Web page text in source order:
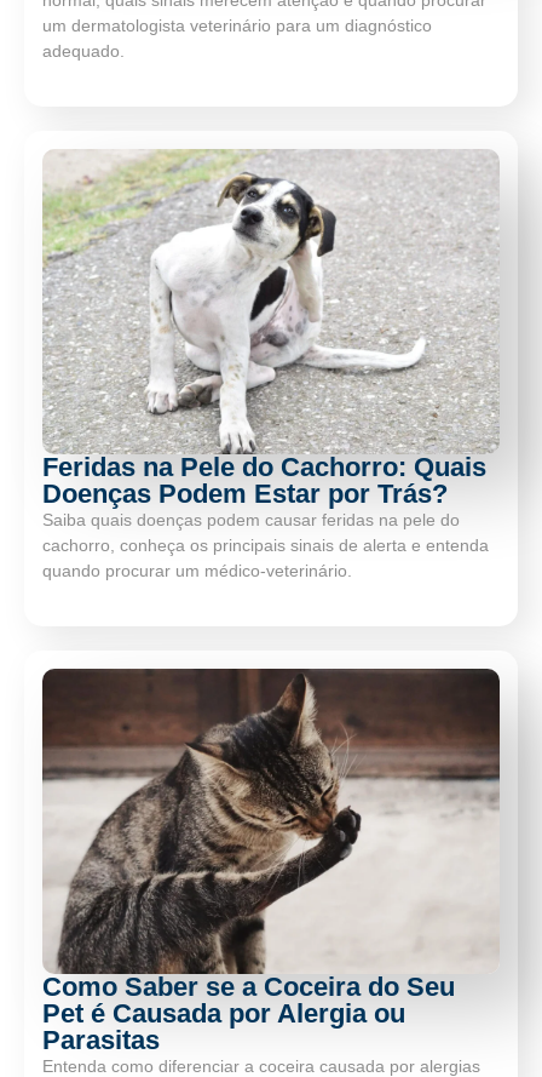
um dermatologista veterinário para um diagnóstico
adequado.
Feridas na Pele do Cachorro: Quais
Doenças Podem Estar por Trás?
Saiba quais doenças podem causar feridas na pele do
cachorro, conheça os principais sinais de alerta e entenda
quando procurar um médico-veterinário.
Como Saber se a Coceira do Seu
Pet é Causada por Alergia ou
Parasitas
Entenda como diferenciar a coceira causada por alergias